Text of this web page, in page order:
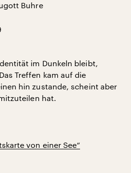
Buhre
im Dunkeln bleibt,
Treffen kam auf die
hin zustande, scheint aber
hat.
von einer See“